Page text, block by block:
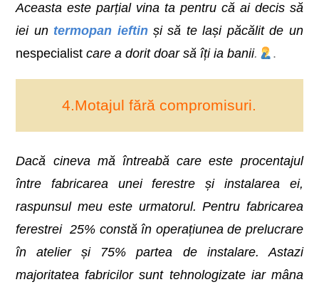
Aceasta este parțial vina ta pentru că ai decis să
iei un termopan ieftinși să te lași păcălit de un
nespecialist care a dorit doar să îți ia banii. .
4.Motajul fără compromisuri.
Dacă cineva mă întreabă care este procentajul
între fabricarea unei ferestre și instalarea ei,
raspunsul meu este urmatorul.Pentru fabricarea
ferestrei 25% constă în operațiunea de prelucrare
în atelier și 75% partea de instalare. Astazi
majoritatea fabricilor sunt tehnologizate iar mâna